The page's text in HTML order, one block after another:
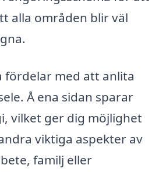
alla områden blir väl
fördelar med att anlita
Å ena sidan sparar
vilket ger dig möjlighet
viktiga aspekter av
familj eller